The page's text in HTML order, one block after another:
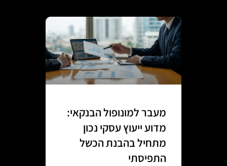
מעבר למונופול הבנקאי:
מדוע ייעוץ עסקי נכון
מתחיל בהבנת הכשל
התפיסתי